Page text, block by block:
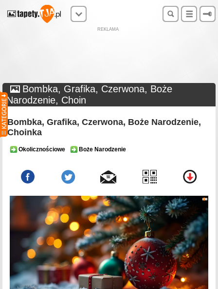
REKLAMA
Bombka, Grafika, Czerwona, Boże
Narodzenie, Choin
Bombka, Grafika, Czerwona, Boże Narodzenie,
Choinka
Okolicznościowe Boże Narodzenie